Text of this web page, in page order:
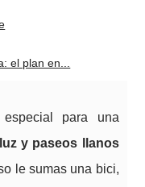
el plan en...
para una
y paseos llanos
le sumas una bici,